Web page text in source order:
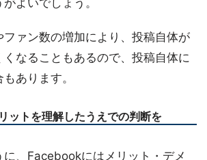
よいでしょう。
ファン数の増加により、投稿自体が
なることもあるので、投稿自体に
あります。
ットを理解したうえでの判断を
に、Facebookにはメリット・デメ